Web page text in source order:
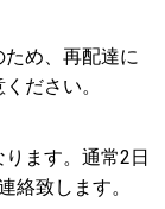
め、再配達に
ださい。
ます。通常2日
絡致します。